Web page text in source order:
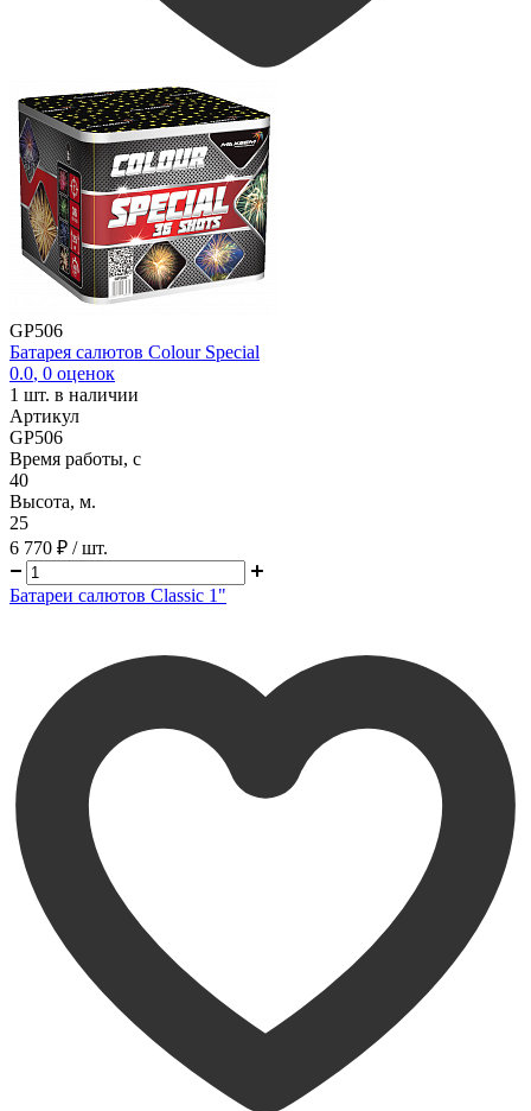
GP506
Батарея салютов Colour Special
0.0, 0 оценок
1 шт. в наличии
Артикул
GP506
Время работы, с
40
Высота, м.
25
6 770 ₽ / шт.
Батареи салютов Classic 1"